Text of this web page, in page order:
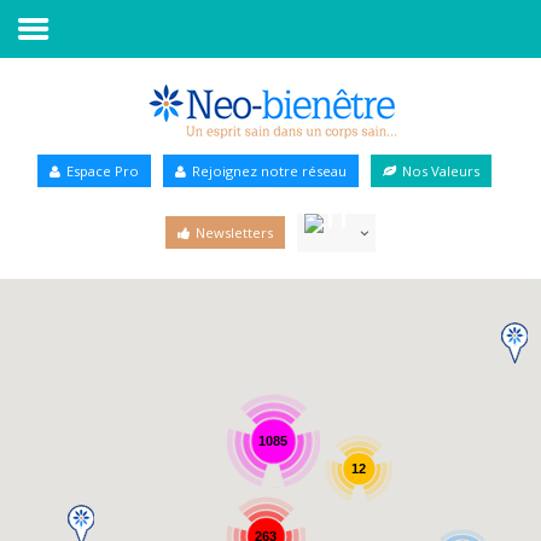
Annuaire Bien-être
Espace Pro Rejoignez notre réseau Nos Valeurs
Newsletters
1085
263
12